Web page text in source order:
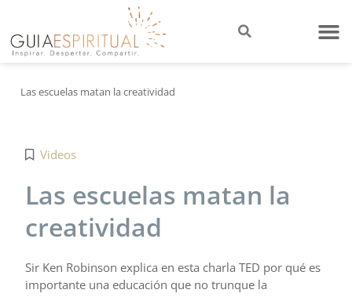
Las escuelas matan la creatividad
Videos
Las escuelas matan la
creatividad
Sir Ken Robinson explica en esta charla TED por qué es
importante una educación que no trunque la